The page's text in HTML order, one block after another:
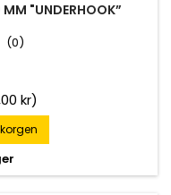
"UNDERHOOK”
(0)
kr)